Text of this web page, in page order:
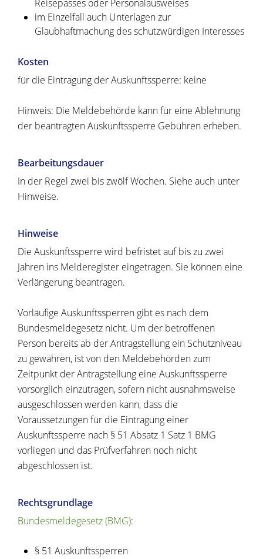
Reisepasses oder Personalausweises
im Einzelfall auch Unterlagen zur
Glaubhaftmachung des schutzwürdigen Interesses
Kosten
für die Eintragung der Auskunftssperre: keine
Hinweis: Die Meldebehörde kann für eine Ablehnung
der beantragten Auskunftssperre Gebühren erheben.
Bearbeitungsdauer
In der Regel zwei bis zwölf Wochen. Siehe auch unter
Hinweise.
Hinweise
Die Auskunftssperre wird befristet auf bis zu zwei
Jahren ins Melderegister eingetragen. Sie können eine
Verlängerung beantragen.
Vorläufige Auskunftssperren gibt es nach dem
Bundesmeldegesetz nicht. Um der betroffenen
Person bereits ab der Antragstellung ein Schutzniveau
zu gewähren, ist von den Meldebehörden zum
Zeitpunkt der Antragstellung eine Auskunftssperre
vorsorglich einzutragen, sofern nicht ausnahmsweise
ausgeschlossen werden kann, dass die
Voraussetzungen für die Eintragung einer
Auskunftssperre nach § 51 Absatz 1 Satz 1 BMG
vorliegen und das Prüfverfahren noch nicht
abgeschlossen ist.
Rechtsgrundlage
Bundesmeldegesetz (BMG):
§ 51 Auskunftssperren